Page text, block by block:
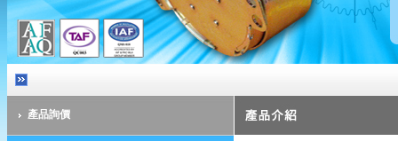
產品詢價